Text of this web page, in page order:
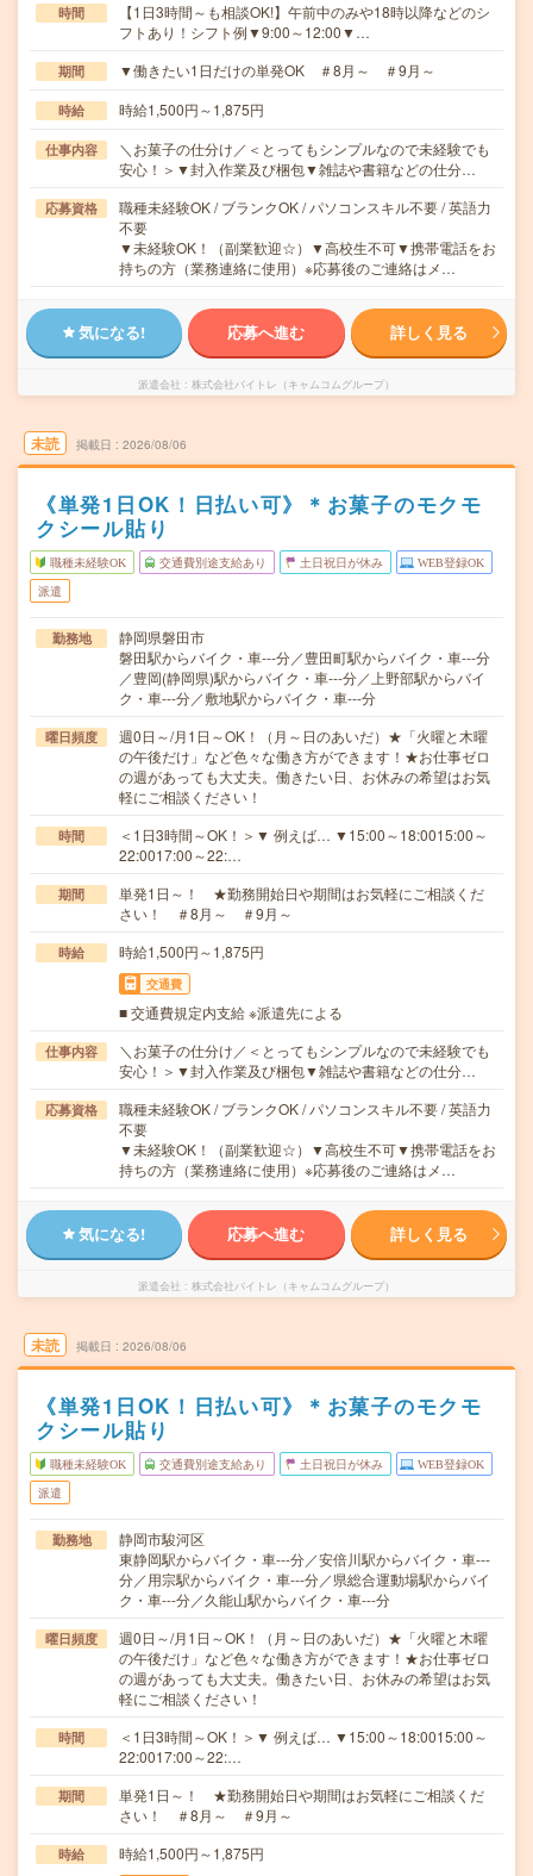
時間
【1日3時間～も相談OK!】午前中のみや18時以降などのシ
フトあり！シフト例▼9:00～12:00▼…
期間 ▼働きたい1日だけの単発OK ＃8月～ ＃9月～
時給 時給1,500円～1,875円
仕事内容
＼お菓子の仕分け／＜とってもシンプルなので未経験でも
安心！＞▼封入作業及び梱包▼雑誌や書籍などの仕分…
応募資格
職種未経験OK / ブランクOK / パソコンスキル不要 / 英語力
不要
▼未経験OK！（副業歓迎☆）▼高校生不可▼携帯電話をお
持ちの方（業務連絡に使用）※応募後のご連絡はメ…
気になる! 応募へ進む 詳しく見る
派遣会社 株式会社バイトレ（キャムコムグループ）
未読 掲載日 2026/08/06
《単発1日OK！日払い可》＊お菓子のモクモ
クシール貼り
職種未経験OK 交通費別途支給あり 土日祝日が休み WEB登録OK
派遣
勤務地
静岡県磐田市
磐田駅からバイク・車---分／豊田町駅からバイク・車---分
／豊岡(静岡県)駅からバイク・車---分／上野部駅からバイ
ク・車---分／敷地駅からバイク・車---分
曜日頻度
週0日～/月1日～OK！（月～日のあいだ）★「火曜と木曜
の午後だけ」など色々な働き方ができます！★お仕事ゼロ
の週があっても大丈夫。働きたい日、お休みの希望はお気
軽にご相談ください！
時間
＜1日3時間～OK！＞▼ 例えば… ▼15:00～18:0015:00～
22:0017:00～22:…
期間
単発1日～！ ★勤務開始日や期間はお気軽にご相談くだ
さい！ ＃8月～ ＃9月～
時給 時給1,500円～1,875円
交通費
■ 交通費規定内支給 ※派遣先による
仕事内容
＼お菓子の仕分け／＜とってもシンプルなので未経験でも
安心！＞▼封入作業及び梱包▼雑誌や書籍などの仕分…
応募資格
職種未経験OK / ブランクOK / パソコンスキル不要 / 英語力
不要
▼未経験OK！（副業歓迎☆）▼高校生不可▼携帯電話をお
持ちの方（業務連絡に使用）※応募後のご連絡はメ…
気になる! 応募へ進む 詳しく見る
派遣会社 株式会社バイトレ（キャムコムグループ）
未読 掲載日 2026/08/06
《単発1日OK！日払い可》＊お菓子のモクモ
クシール貼り
職種未経験OK 交通費別途支給あり 土日祝日が休み WEB登録OK
派遣
勤務地
静岡市駿河区
東静岡駅からバイク・車---分／安倍川駅からバイク・車---
分／用宗駅からバイク・車---分／県総合運動場駅からバイ
ク・車---分／久能山駅からバイク・車---分
曜日頻度
週0日～/月1日～OK！（月～日のあいだ）★「火曜と木曜
の午後だけ」など色々な働き方ができます！★お仕事ゼロ
の週があっても大丈夫。働きたい日、お休みの希望はお気
軽にご相談ください！
時間
＜1日3時間～OK！＞▼ 例えば… ▼15:00～18:0015:00～
22:0017:00～22:…
期間
単発1日～！ ★勤務開始日や期間はお気軽にご相談くだ
さい！ ＃8月～ ＃9月～
時給 時給1,500円～1,875円